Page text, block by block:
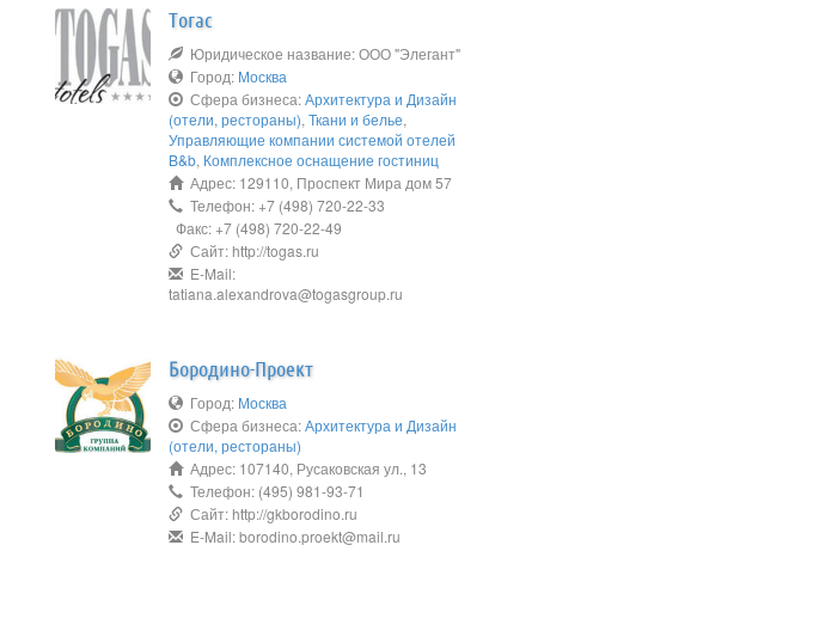
Тогас
Юридическое название: ООО "Элегант"
Город: Москва
Сфера бизнеса:Архитектура и Дизайн
(отели, рестораны),Ткани и белье,
Управляющие компании системой отелей
B&b, Комплексное оснащение гостиниц
Адрес: 129110, Проспект Мира дом 57
Телефон: +7 (498) 720-22-33
Факс: +7 (498) 720-22-49
Сайт: http://togas.ru
E-Mail:
tatiana.alexandrova@togasgroup.ru
Бородино-Проект
Город: Москва
Сфера бизнеса:Архитектура и Дизайн
(отели, рестораны)
Адрес: 107140, Русаковская ул., 13
Телефон: (495) 981-93-71
Сайт: http://gkborodino.ru
E-Mail: borodino.proekt@mail.ru